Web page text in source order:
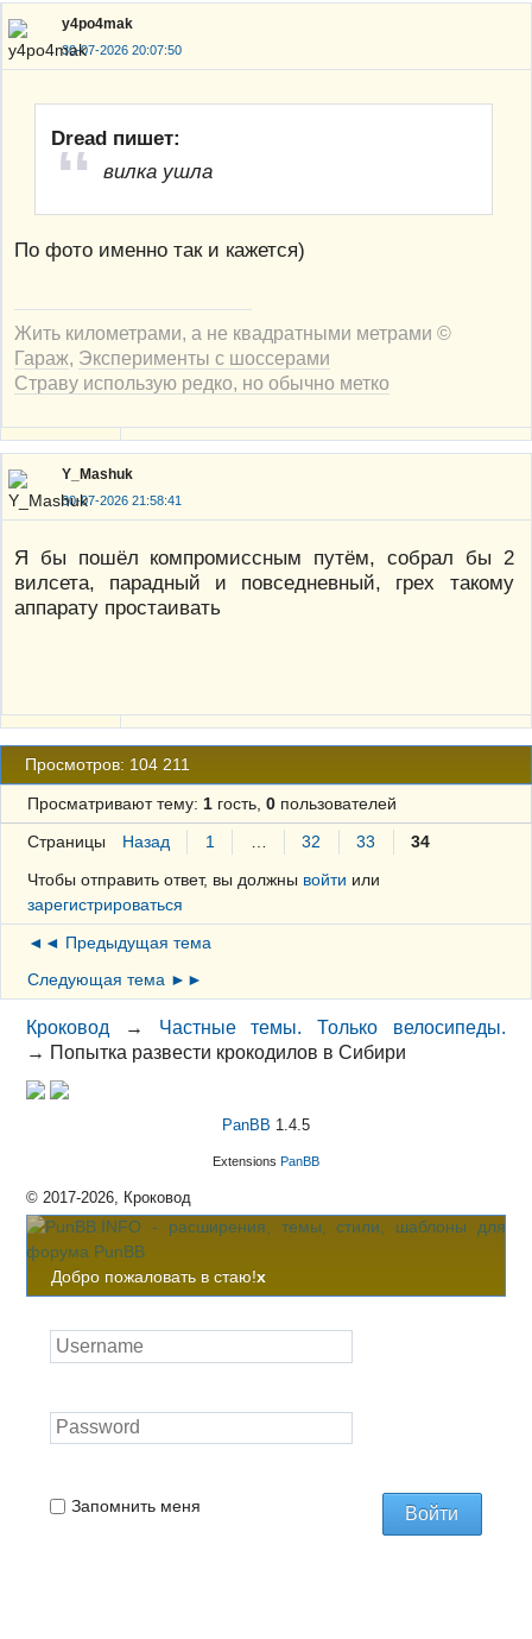
y4po4mak
30-07-2026 20:07:50
Dread пишет:
вилка ушла
По фото именно так и кажется)
Жить километрами, а не квадратными метрами ©
Гараж Эксперименты с шоссерами
Страву использую редко, но обычно метко
Y_Mashuk
30-07-2026 21:58:41
Я бы пошёл компромиссным путём, собрал бы 2
вилсета, парадный и повседневный, грех такому
аппарату простаивать
Просмотров: 104 211
Просматривают тему: 1гость, 0пользователей
Страницы Назад 1 … 32 33
34
Чтобы отправить ответ, вы должны войти или
зарегистрироваться
◄◄ Предыдущая тема
Следующая тема ►►
Кроковод → Частные темы. Только велосипеды.
→ Попытка развести крокодилов в Сибири
PanBB 1.4.5
Extensions PanBB
© 2017-2026, Кроковод
Добро пожаловать в стаю!x
Запомнить меня